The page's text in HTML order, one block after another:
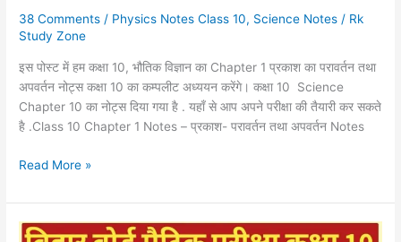
38 Comments / Physics Notes Class 10, Science Notes / Rk
Study Zone
इस पोस्ट में हम कक्षा 10, भौतिक विज्ञान का Chapter 1 प्रकाश का परावर्तन तथा
अपवर्तन नोट्स कक्षा 10 का कम्पलीट अध्ययन करेंगे। कक्षा 10 Science
Chapter 10 का नोट्स दिया गया है . यहाँ से आप अपने परीक्षा की तैयारी कर सकते
है .Class 10 Chapter 1 Notes – प्रकाश- परावर्तन तथा अपवर्तन Notes
Class
Physics
Notes
In
Hindi
Read More »
कक्षा